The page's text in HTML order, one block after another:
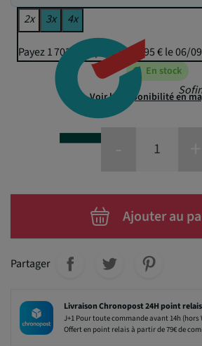
2x 3x 4x
Payez 1 703,75 € puis 1 674,95 € le 06/
En stock
Voir la disponibilité en
Ajouter au
Partager
Livraison Chronopost 24H point
J+1 Pour toute commande avant 14h (hors
Offert en point relais à partir de 79€ de